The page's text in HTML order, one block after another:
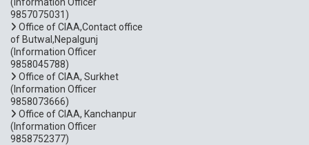
9857075031)
Office of CIAA,Contact office
of Butwal,Nepalgunj
(Information Officer
9858045788)
Office of CIAA, Surkhet
(Information Officer
9858073666)
Office of CIAA, Kanchanpur
(Information Officer
9858752377)